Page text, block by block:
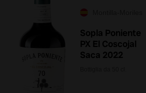
Sopla Poniente
PX El Coscojal
Saca 2022